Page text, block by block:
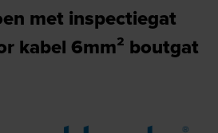
met inspectiegat
kabel 6mm² boutgat